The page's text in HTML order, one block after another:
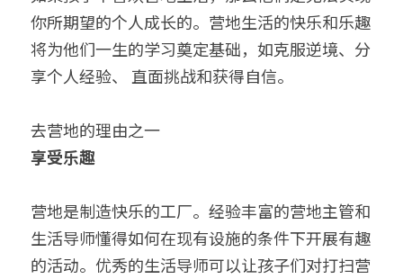
你所期望的个人成长的。营地生活的快乐和乐趣
将为他们一生的学习奠定基础，如克服逆境、分
享个人经验、 直面挑战和获得自信。
去营地的理由之一
享受乐趣
营地是制造快乐的工厂。经验丰富的营地主管和
生活导师懂得如何在现有设施的条件下开展有趣
的活动。优秀的生活导师可以让孩子们对打扫营